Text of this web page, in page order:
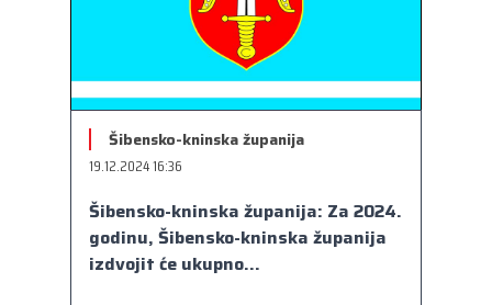
Šibensko-kninska županija
19.12.2024 16:36
Šibensko-kninska županija: Za 2024.
godinu, Šibensko-kninska županija
izdvojit će ukupno...